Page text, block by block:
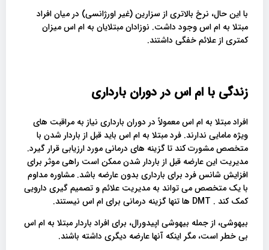
با این حال، نرخ بالاتری از سزارین (غیر اورژانسی) در میان افراد
مبتلا به ام اس وجود داشت. نوزادان مبتلایان به ام اس میزان
کمتری از علائم خفگی داشتند.
زندگی با ام اس در دوران بارداری
افراد مبتلا به ام اس معمولاً در دوران بارداری نیاز به مراقبت های
ویژه مامایی ندارند. فرد مبتلا به ام اس باید قبل از باردار شدن با
متخصص مشورت کند تا گزینه های درمانی مورد ارزیابی قرار گیرد.
مدیریت این عارضه قبل از باردار شدن ممکن است راهی موثر برای
افزایش شانس فرد برای بارداری بدون عارضه باشد. مشاوره مداوم
با یک متخصص می تواند به مدیریت علائم و تصمیم گیری دارویی
کمک کند . DMT ها تنها گزینه درمانی برای ام اس نیستند.
بیهوشی، از جمله بیهوشی اپیدورال، برای افراد باردار مبتلا به ام اس
بی خطر است، مگر اینکه آنها عارضه دیگری داشته باشند.